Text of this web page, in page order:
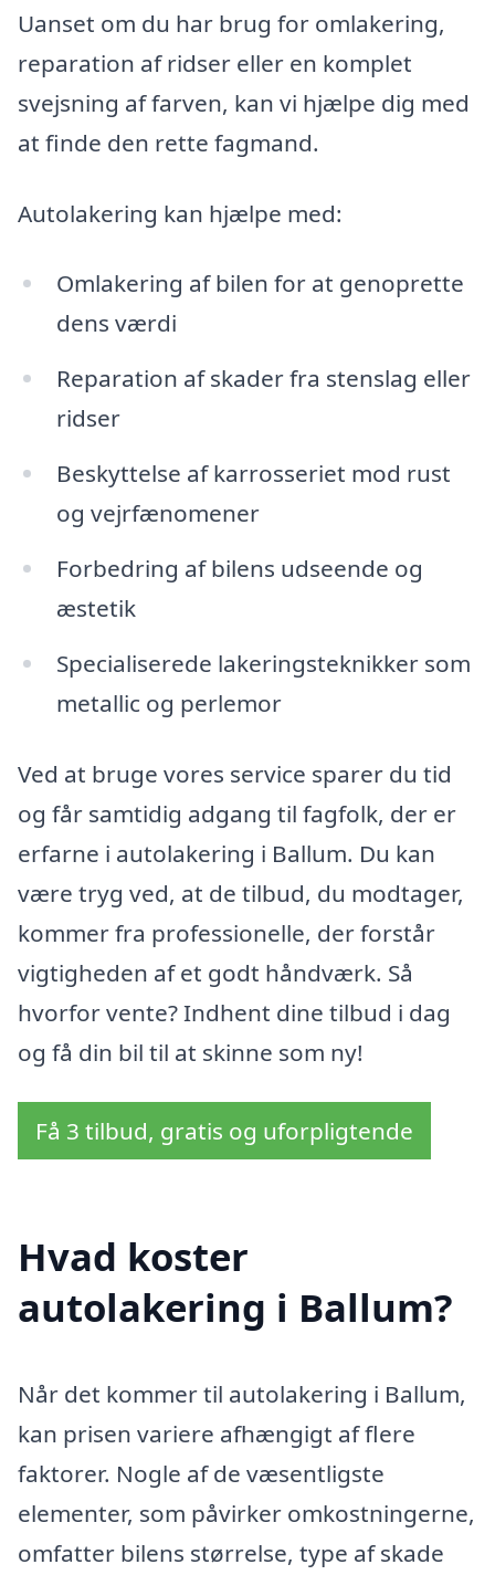
Uanset om du har brug for omlakering,
reparation af ridser eller en komplet
svejsning af farven, kan vi hjælpe dig med
at finde den rette fagmand.
Autolakering kan hjælpe med:
Omlakering af bilen for at genoprette
dens værdi
Reparation af skader fra stenslag eller
ridser
Beskyttelse af karrosseriet mod rust
og vejrfænomener
Forbedring af bilens udseende og
æstetik
Specialiserede lakeringsteknikker som
metallic og perlemor
Ved at bruge vores service sparer du tid
og får samtidig adgang til fagfolk, der er
erfarne i autolakering i Ballum. Du kan
være tryg ved, at de tilbud, du modtager,
kommer fra professionelle, der forstår
vigtigheden af et godt håndværk. Så
hvorfor vente? Indhent dine tilbud i dag
og få din bil til at skinne som ny!
Få 3 tilbud, gratis og uforpligtende
Hvad koster
autolakering i Ballum?
Når det kommer til autolakering i Ballum,
kan prisen variere afhængigt af flere
faktorer. Nogle af de væsentligste
elementer, som påvirker omkostningerne,
omfatter bilens størrelse, type af skade